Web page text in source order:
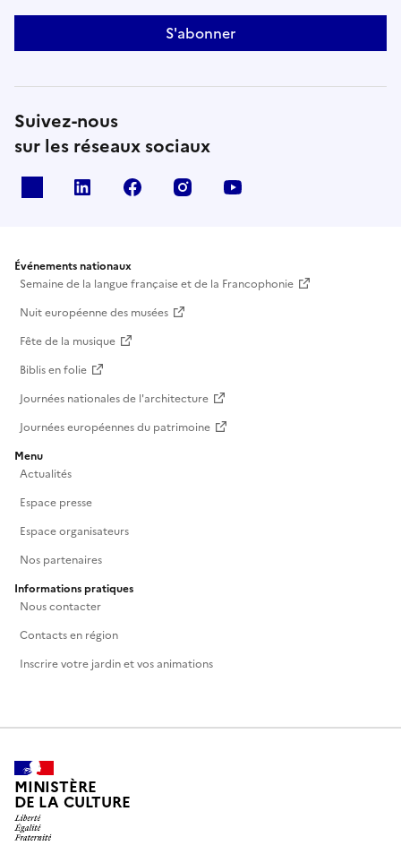
S'abonner
Suivez-nous
sur les réseaux sociaux
Linkedin Facebook Instagram
Événements nationaux
Semaine de la langue française et de la Francophonie
Nuit européenne des musées
Fête de la musique
Biblis en folie
Journées nationales de l'architecture
Journées européennes du patrimoine
Menu
Actualités
Espace presse
Espace organisateurs
Nos partenaires
Informations pratiques
Nous contacter
Contacts en région
Inscrire votre jardin et vos animations
MINISTÈRE
DE LA CULTURE